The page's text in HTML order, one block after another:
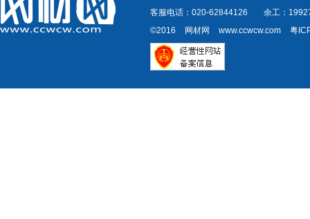
客服电话：020-62844126
余工：
©2016
网材网 www.ccwcw.com 粤